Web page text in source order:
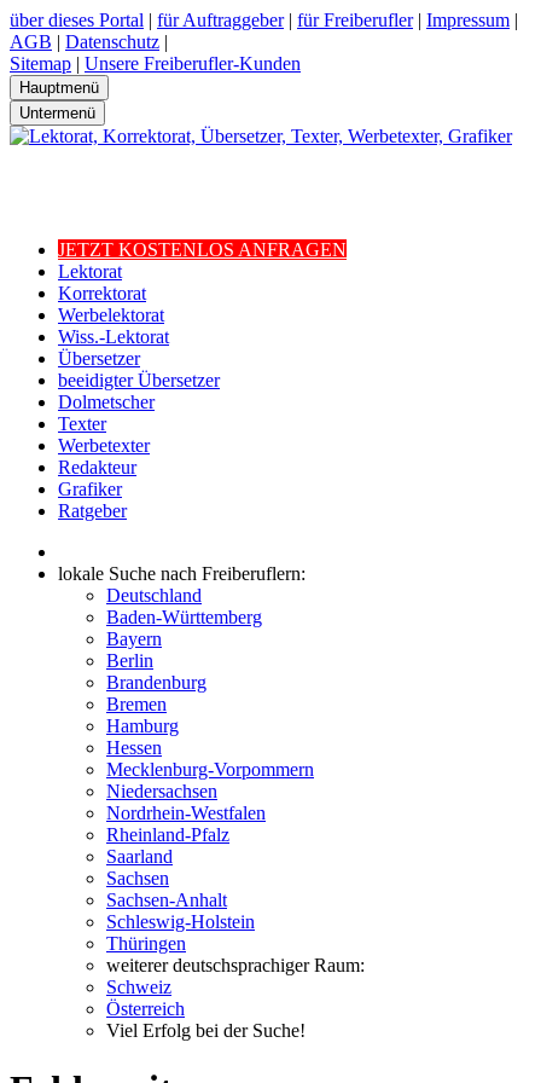
über dieses Portal | für Auftraggeber| für Freiberufler| Impressum |
AGB | Datenschutz |
Sitemap | Unsere Freiberufler-Kunden
Hauptmenü
Untermenü
JETZT KOSTENLOS ANFRAGEN
Lektorat
Korrektorat
Werbelektorat
Wiss.-Lektorat
Übersetzer
beeidigter Übersetzer
Dolmetscher
Texter
Werbetexter
Redakteur
Grafiker
Ratgeber
lokale Suche nach Freiberuflern:
Deutschland
Baden-Württemberg
Bayern
Berlin
Brandenburg
Bremen
Hamburg
Hessen
Mecklenburg-Vorpommern
Niedersachsen
Nordrhein-Westfalen
Rheinland-Pfalz
Saarland
Sachsen
Sachsen-Anhalt
Schleswig-Holstein
Thüringen
weiterer deutschsprachiger Raum:
Schweiz
Österreich
Viel Erfolg bei der Suche!